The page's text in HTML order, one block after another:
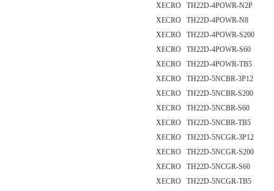
XECRO TH22D-4POWR-N2P
XECRO TH22D-4POWR-N8
XECRO TH22D-4POWR-S200
XECRO TH22D-4POWR-S60
XECRO TH22D-4POWR-TB5
XECRO TH22D-5NCBR-3P12
XECRO TH22D-5NCBR-S200
XECRO TH22D-5NCBR-S60
XECRO TH22D-5NCBR-TB5
XECRO TH22D-5NCGR-3P12
XECRO TH22D-5NCGR-S200
XECRO TH22D-5NCGR-S60
XECRO TH22D-5NCGR-TB5